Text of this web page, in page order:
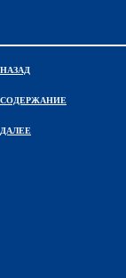
НАЗАД
СОДЕРЖАНИЕ
ДАЛЕЕ